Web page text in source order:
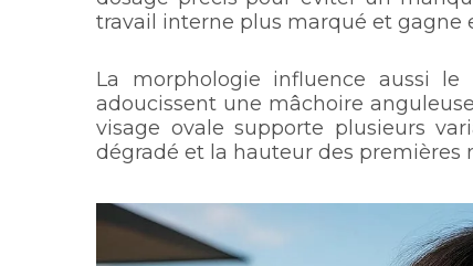
travail interne plus marqué et gagne
La morphologie influence aussi
adoucissent une mâchoire
visage ovale supporte plusieurs
dégradé et la hauteur des premières